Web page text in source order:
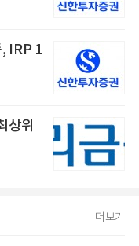
IRP 1
상위
더보기